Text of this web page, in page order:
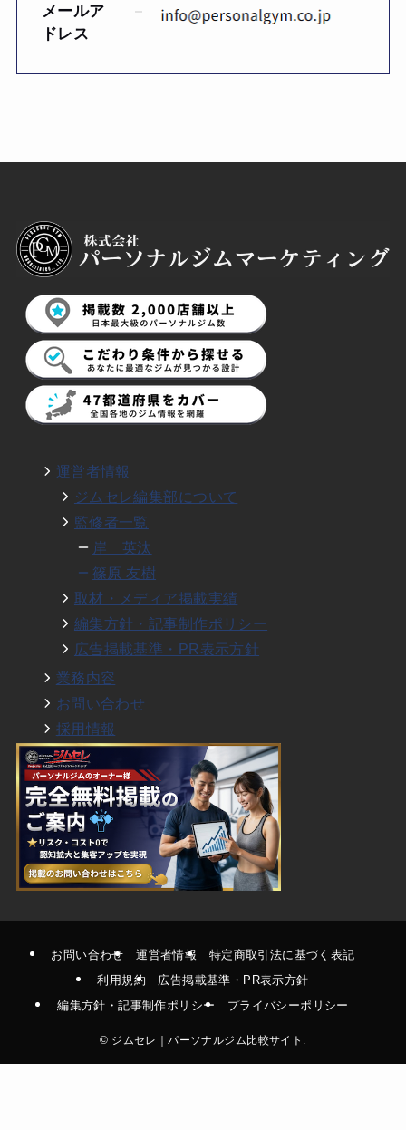
メールア
ドレス
運営者情報
ジムセレ編集部について
監修者一覧
岸 英汰
篠原 友樹
取材・メディア掲載実績
編集方針・記事制作ポリシー
広告掲載基準・PR表示方針
業務内容
お問い合わせ
採用情報
お問い合わせ 運営者情報
特定商取引法に基づく表記
利用規約
広告掲載基準・PR表示方針
編集方針・記事制作ポリシー
プライバシーポリシー
© ジムセレ｜パーソナルジム比較サイト.